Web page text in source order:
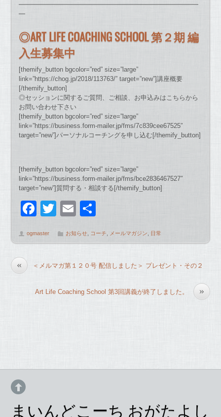
━━━━━━━━━━━━━━━━━━━━━━━━━━━━
━
◎ART LIFE COACHING SCHOOL 第２期 編
入生募集中
[themify_button bgcolor=”red” size=”large”
link=”https://chog.jp/2018/113763/” target=”new”]講座概要
[/themify_button]
◎セッションに関するご質問、ご相談、お申込みはこちらから
お問い合わせ下さい
[themify_button bgcolor=”red” size=”large”
link=”https://business.form-mailer.jp/fms/7c839cee67525″
target=”new”]パーソナルコーチングを申し込む[/themify_button]
[themify_button bgcolor=”red” size=”large”
link=”https://business.form-mailer.jp/fms/bce2836467527″
target=”new”]質問する・相談する[/themify_button]
F
c
b
o
T
tt
E
ail
ogmaster お知らせ コーチ メールマガジン 日常
« ＜メルマガ第１２０号 配信しました＞ プレゼント・その２
»
Art Life Coaching School 第3回講義が終了しました。
まいんどこーち おがたよし